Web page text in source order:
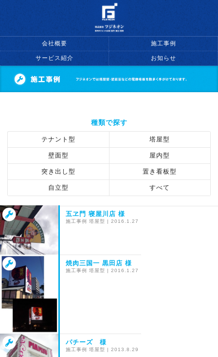
会社概要 施工事例
サービス紹介 お知らせ
種類で探す
テナント型 塔屋型
壁面型 屋内型
突き出し型 置き看板型
自立型 すべて
五ヱ門 寝屋川店 様
施工事例 塔屋型 2016.1.27
焼肉三国一 黒田店 様
施工事例 塔屋型 2016.1.27
パチーズ 様
施工事例 塔屋型 2013.8.29